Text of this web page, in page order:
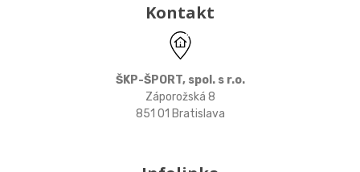
Kontakt
ŠKP-ŠPORT, spol. s r.o.
Záporožská 8
851 01 Bratislava